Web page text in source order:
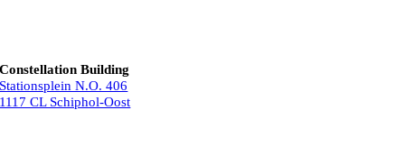
Constellation Building
Stationsplein N.O. 406
1117 CL Schiphol-Oost